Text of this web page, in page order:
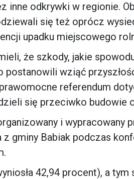
inne odkrywki w regionie.
się też oprócz
upadku miejscowego
że szkody, jakie
postanowili wziąć
referendum
się przeciwko budowie
i wypracowany
z gminy Babiak podczas
42,94 procent), a tym